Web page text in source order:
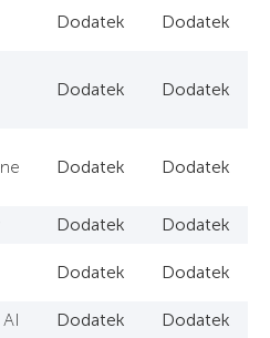
Dodatek Dodatek
Dodatek Dodatek
Dodatek Dodatek
Dodatek
Dodatek
Dodatek Dodatek
Dodatek
Dodatek